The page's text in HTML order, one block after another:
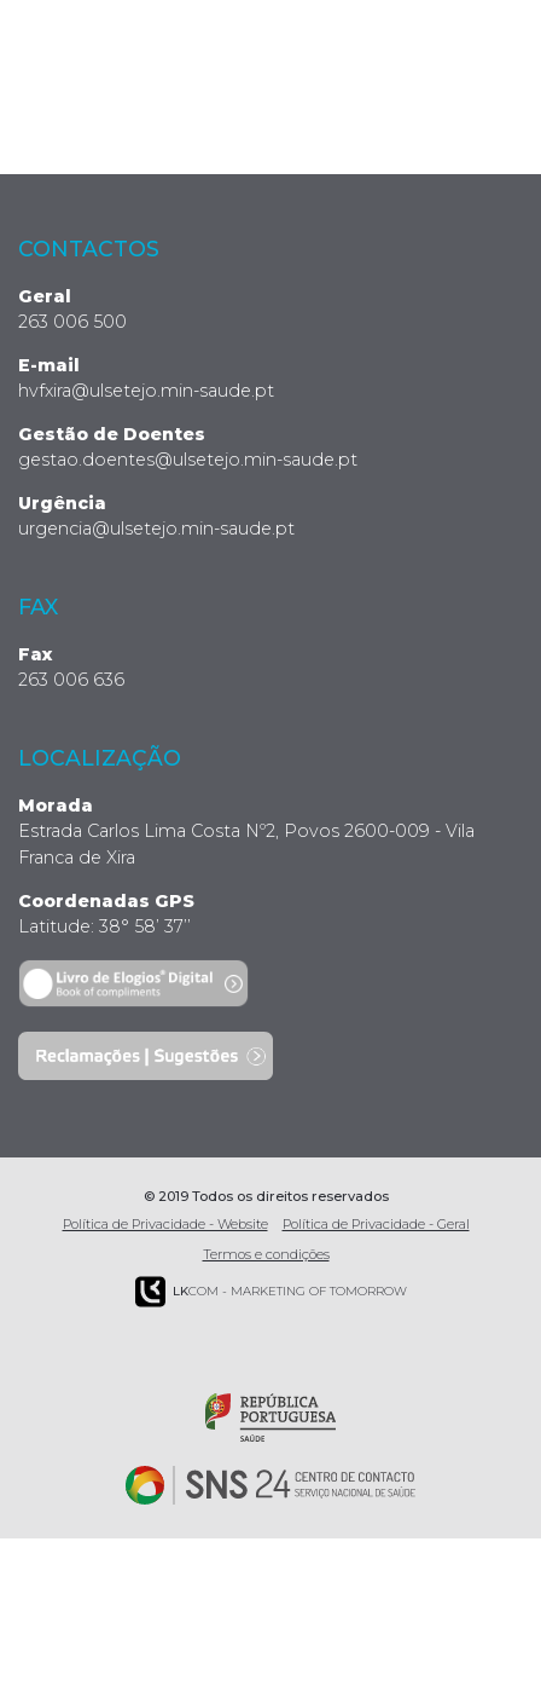
CONTACTOS
Geral
263 006 500
E-mail
hvfxira@ulsetejo.min-saude.pt
Gestão de Doentes
gestao.doentes@ulsetejo.min-saude.pt
Urgência
urgencia@ulsetejo.min-saude.pt
FAX
Fax
263 006 636
LOCALIZAÇÃO
Morada
Estrada Carlos Lima Costa Nº2, Povos 2600-009 - Vila
Franca de Xira
Coordenadas GPS
Latitude: 38° 58’ 37’’
© 2019 Todos os direitos reservados
Política de Privacidade - Website
Política de Privacidade - Geral
Termos e condições
LKCOM - MARKETING OF TOMORROW